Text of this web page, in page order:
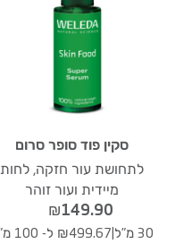
סקין פוד סופר סרום
לתחושת עור חזקה, לחות
מיידית ועור זוהר
₪149.90
30 מ"ל ₪499.67 ל- 100 מ"ל